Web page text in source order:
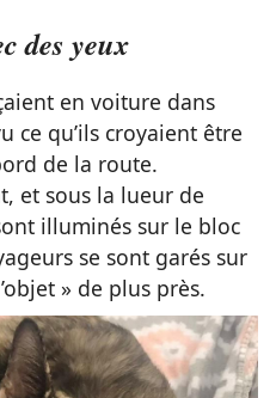
des yeux
en voiture dans
ce qu’ils croyaient être
de la route.
et sous la lueur de
illuminés sur le bloc
se sont garés sur
» de plus près.